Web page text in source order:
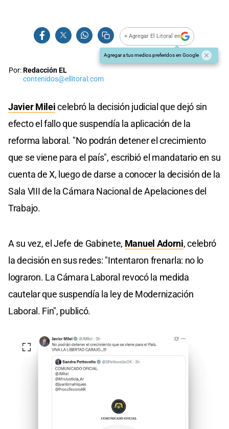
+ Agregar El Litoral en
Agregar a tus medios preferidos en Google
Por:Redacción EL
contenidos@ellitoral.com
Javier Mileicelebró la decisión judicial que dejó sin
efecto el fallo que suspendía la aplicación de la
reforma laboral. "No podrán detener el crecimiento
que se viene para el país", escribió el mandatario en su
cuenta de X, luego de darse a conocer la decisión de la
Sala VIII de la Cámara Nacional de Apelaciones del
Trabajo.
A su vez, el Jefe de Gabinete, Manuel Adorni, celebró
la decisión en sus redes: "Intentaron frenarla: no lo
lograron. La Cámara Laboral revocó la medida
cautelar que suspendía la ley de Modernización
Laboral. Fin", publicó.